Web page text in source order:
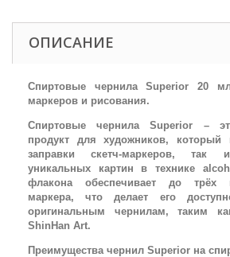
ОПИСАНИЕ
Спиртовые чернила Superior 20
маркеров и рисования.
Спиртовые чернила Superior –
продукт для художников, который
заправки скетч-маркеров, так
уникальных картин в технике
флакона обеспечивает до трёх
маркера, что делает его
оригинальным чернилам, таким
ShinHan Art.
Преимущества чернил Superior на